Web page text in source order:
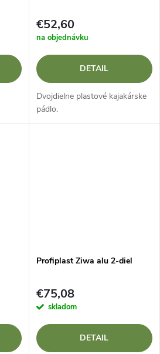
€52,60
na objednávku
DETAIL
Dvojdielne plastové kajakárske
pádlo.
Profiplast Ziwa alu 2-diel
€75,08
skladom
DETAIL